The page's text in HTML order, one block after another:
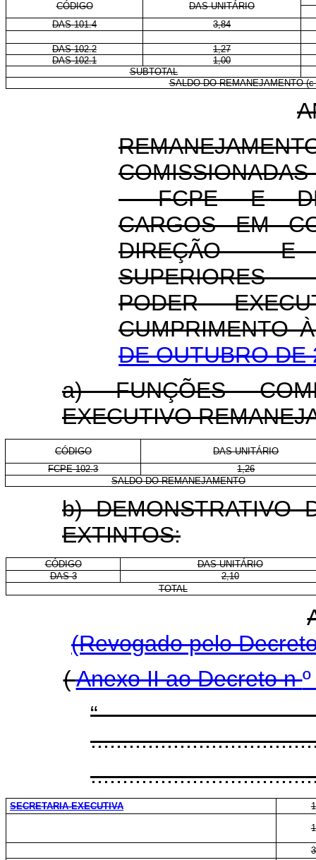
CÓDIGO
DAS-UNITÁRIO
DAS 101.4
3,84
DAS 102.2
1,27
DAS 102.1
1,00
SUBTOTAL
SALDO DO REMANEJAMENTO (c
- FCPE E
CARGOS EM
DIREÇÃO E
SUPERIORES
PODER
CUMPRIMENTO
DE OUTUBRO DE
a) FUNÇÕES
EXECUTIVO
CÓDIGO
DAS-UNITÁRIO
FCPE 102.3
1,26
SALDO DO REMANEJAMENTO
b) DEMONSTRATIVO
EXTINTOS:
CÓDIGO
DAS-UNITÁRIO
DAS-3
2,10
TOTAL
(Revogado pelo
(Anexo II ao Decreto n
SECRETARIA-EXECUTIVA 1
1
3